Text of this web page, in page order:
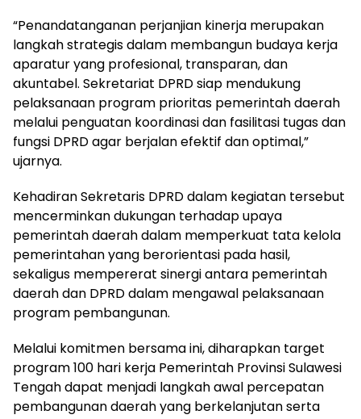
“Penandatanganan perjanjian kinerja merupakan
langkah strategis dalam membangun budaya kerja
aparatur yang profesional, transparan, dan
akuntabel. Sekretariat DPRD siap mendukung
pelaksanaan program prioritas pemerintah daerah
melalui penguatan koordinasi dan fasilitasi tugas dan
fungsi DPRD agar berjalan efektif dan optimal,”
ujarnya.
Kehadiran Sekretaris DPRD dalam kegiatan tersebut
mencerminkan dukungan terhadap upaya
pemerintah daerah dalam memperkuat tata kelola
pemerintahan yang berorientasi pada hasil,
sekaligus mempererat sinergi antara pemerintah
daerah dan DPRD dalam mengawal pelaksanaan
program pembangunan.
Melalui komitmen bersama ini, diharapkan target
program 100 hari kerja Pemerintah Provinsi Sulawesi
Tengah dapat menjadi langkah awal percepatan
pembangunan daerah yang berkelanjutan serta